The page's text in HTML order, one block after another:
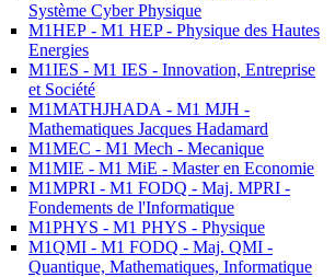
Système Cyber Physique
M1HEP - M1 HEP - Physique des Hautes
Energies
M1IES - M1 IES - Innovation, Entreprise
et Société
M1MATHJHADA - M1 MJH -
Mathematiques Jacques Hadamard
M1MEC - M1 Mech - Mecanique
M1MIE - M1 MiE - Master en Economie
M1MPRI - M1 FODQ - Maj. MPRI -
Fondements de l'Informatique
M1PHYS - M1 PHYS - Physique
M1QMI - M1 FODQ - Maj. QMI -
Quantique, Mathematiques, Informatique